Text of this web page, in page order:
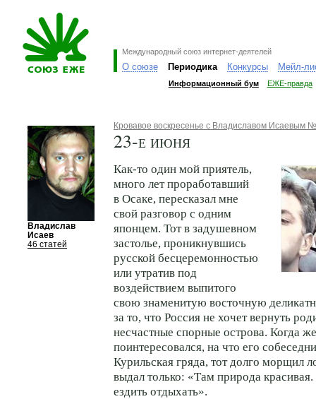
Международный союз интернет-деятелей
О союзе Периодика Конкурсы Мейл-
Информационный бум ЕЖЕ-правда
Владислав
Исаев
46 статей
Кровавое воскресенье с Владиславом Исаевым
23-е июня
Как-то один мой приятель,
много лет проработавший
в Осаке, пересказал мне
свой разговор с одним
японцем. Тот в задушевном
застолье, проникнувшись
русской бесцеремонностью
или утратив под
воздействием выпитого
свою знаменитую восточную
за то, что Россия не хочет вернуть
несчастные спорные острова. Когда
поинтересовался, на что его
Курильская гряда, тот долго морщил
выдал только: «Там природа
ездить отдыхать».